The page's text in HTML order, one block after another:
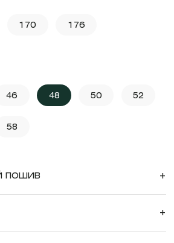
170 176
46 48 50 52
58
ПОШИВ +
+